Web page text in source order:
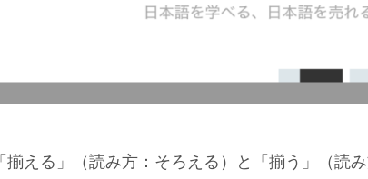
揃える」（読み方：そろえる）と「揃う」（読